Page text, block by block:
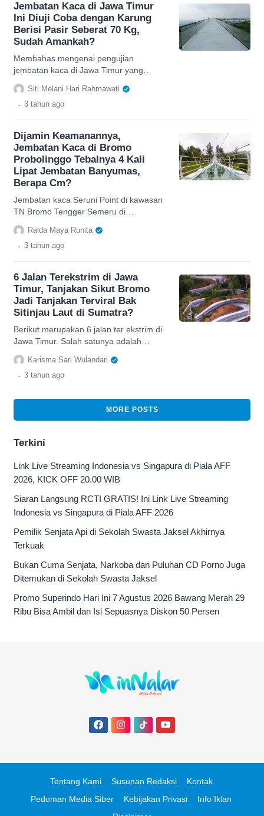
Jembatan Kaca di Jawa Timur
Ini Diuji Coba dengan Karung
Berisi Pasir Seberat 70 Kg,
Sudah Amankah?
Membahas mengenai pengujian
jembatan kaca di Jawa Timur yang
menggunakan karung berisikan pasir,
begini penjelasan lengkapnya.
Siti Melani Hari Rahmawati
. 3 tahun ago
Dijamin Keamanannya,
Jembatan Kaca di Bromo
Probolinggo Tebalnya 4 Kali
Lipat Jembatan Banyumas,
Berapa Cm?
Jembatan kaca Seruni Point di kawasan
TN Bromo Tengger Semeru di
Probolinggo, Jawa Timur memiliki
ketebalan sekitar 5 cm.
Ralda Maya Runita
. 3 tahun ago
6 Jalan Terekstrim di Jawa
Timur, Tanjakan Sikut Bromo
Jadi Tanjakan Terviral Bak
Sitinjau Laut di Sumatra?
Berikut merupakan 6 jalan ter ekstrim di
Jawa Timur. Salah satunya adalah
tanjakan Sikut Bromo yang menjadi
tanjakan terviral.
Karisma Sari Wulandari
. 3 tahun ago
MORE POSTS
Terkini
Link Live Streaming Indonesia vs Singapura di Piala AFF
2026, KICK OFF 20.00 WIB
Siaran Langsung RCTI GRATIS! Ini Link Live Streaming
Indonesia vs Singapura di Piala AFF 2026
Pemilik Senjata Api di Sekolah Swasta Jaksel Akhirnya
Terkuak
Bukan Cuma Senjata, Narkoba dan Puluhan CD Porno Juga
Ditemukan di Sekolah Swasta Jaksel
Promo Superindo Hari Ini 7 Agustus 2026 Bawang Merah 29
Ribu Bisa Ambil dan Isi Sepuasnya Diskon 50 Persen
Tentang Kami Susunan Redaksi
Kontak
Pedoman Media Siber
Kebijakan Privasi
Info Iklan